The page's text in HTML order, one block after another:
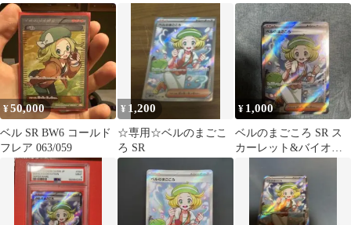
バイオレット 092/071
¥50,000
ベル SR BW6 コールド
フレア 063/059
¥ 1,200
☆専用☆ベルのまごこ
ろ SR
¥ 1,000
ベルのまごころ SR ス
カーレット&バイオレ
ージャッジ…